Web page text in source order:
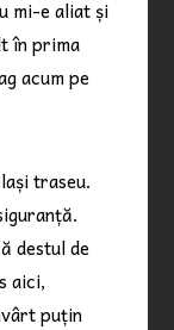
mi-e aliat și
în prima
acum pe
traseu.
destul de
aici,
puțin